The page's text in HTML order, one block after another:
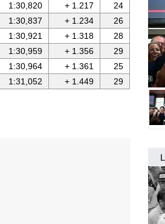
1:30,820 + 1.217
24
1:30,837 + 1.234
26
1:30,921 + 1.318
28
1:30,959 + 1.356
29
1:30,964 + 1.361
25
1:31,052 + 1.449 29